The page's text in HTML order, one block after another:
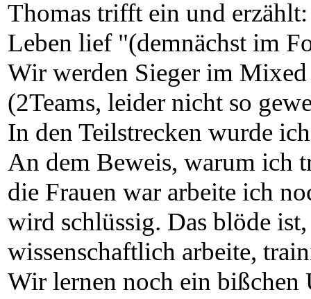
Thomas trifft ei­n und
Leben lief "(demnächst im
Wir werden Sieger im
(2Teams, leider nicht so
In den Teilstrecken wurde
An dem Beweis, warum ich
die Frauen war arbeite ich
wird schlüssig. Das blöde
wissenschaftlich arbeite,
Wir lernen noch ein bißchen